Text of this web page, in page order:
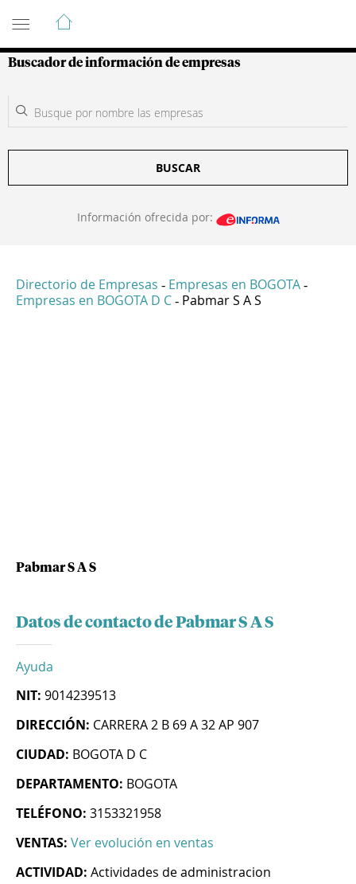
Guía de Empresas Colombianas
Buscador de información de empresas
BUSCAR
Información ofrecida por:
Directorio de Empresas - Empresas en BOGOTA -
Empresas en BOGOTA D C - Pabmar S A S
Pabmar S A S
Datos de contacto de Pabmar S A S
Ayuda
NIT: 9014239513
DIRECCIÓN: CARRERA 2 B 69 A 32 AP 907
CIUDAD: BOGOTA D C
DEPARTAMENTO: BOGOTA
TELÉFONO: 3153321958
VENTAS: Ver evolución en ventas
ACTIVIDAD: Actividades de administracion